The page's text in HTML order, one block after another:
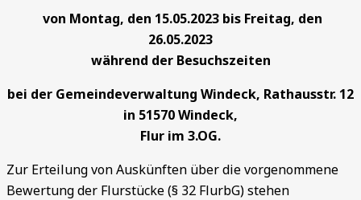
von Montag, den 15.05.2023 bis Freitag, den
26.05.2023
während der Besuchszeiten
bei der Gemeindeverwaltung Windeck, Rathausstr. 12
in 51570 Windeck,
Flur im 3.OG.
Zur Erteilung von Auskünften über die vorgenommene
Bewertung der Flurstücke (§ 32 FlurbG) stehen